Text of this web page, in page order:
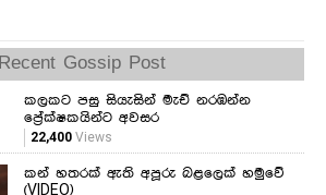
Recent Gossip Post
කලකට පසු සියැසින් මැච් නරඹන්න
ප්‍රේක්ෂකයින්ට අවසර
22,400Views
කන් හතරක් ඇති අපූරු බළලෙක් හමුවේ
(VIDEO)